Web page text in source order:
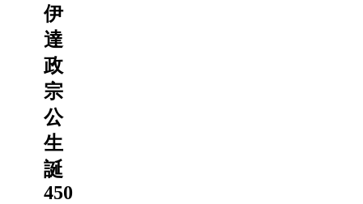
伊
達
政
宗
公
生
誕
450